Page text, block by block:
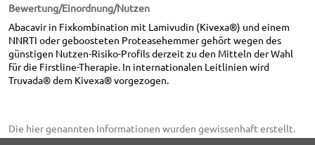
Bewertung/Einordnung/Nutzen
Abacavir in Fixkombination mit Lamivudin (Kivexa®) und einem
NNRTI oder geboosteten Proteasehemmer gehört wegen des
günstigen Nutzen-Risiko-Profils derzeit zu den Mitteln der Wahl
für die Firstline-Therapie. In internationalen Leitlinien wird
Truvada® dem Kivexa® vorgezogen.
Die hier genannten Informationen wurden gewissenhaft erstellt.
Eine Gewähr für die Richtigkeit der gemachten Angaben kann trotz